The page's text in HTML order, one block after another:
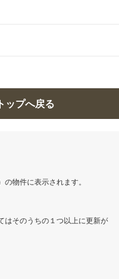
ップへ戻る
物件に表示されます。
はそのうちの１つ以上に更新が